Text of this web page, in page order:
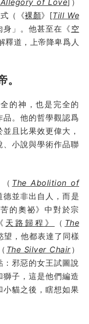
（《裸顏》[Till We
」。他甚至在《 空
釋道，上帝降卑爲人
的神，也是完全的
品。他的哲學觀認爲
且比果效更偉大，
小說與學術作品聯
The Abolition of
德並非出自人，而是
的奧祕》中對於宗
天路歸程》 （ The
望，他都表達了同樣
The Silver Chair）
邪惡的女王試圖說
子，這是他們編造
貓之後，瞎想如果